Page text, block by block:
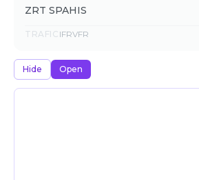
ZRT SPAHIS
TRAFIC IFRVFR
Hide Open